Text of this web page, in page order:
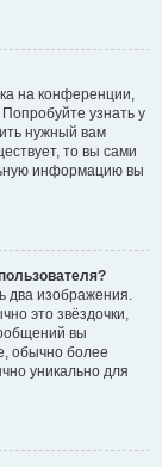
на конференции,
узнать у
нужный вам
то вы сами
информацию вы
два изображения.
это звёздочки,
вы
обычно более
уникально для